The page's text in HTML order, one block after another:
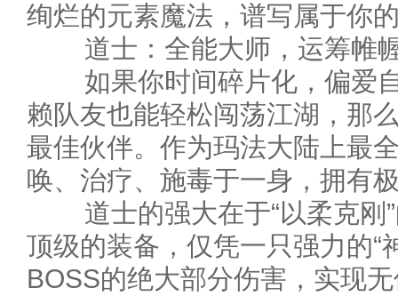
绚烂的元素魔法，谱写属于你
道士：全能大师，运筹帷
如果你时间碎片化，偏爱
赖队友也能轻松闯荡江湖，那
最佳伙伴。作为玛法大陆上最
唤、治疗、施毒于一身，拥有
道士的强大在于“以柔克刚”
顶级的装备，仅凭一只强力的“
BOSS的绝大部分伤害，实现